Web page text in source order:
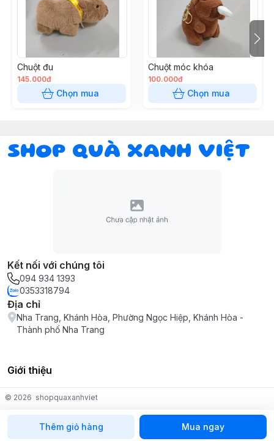
Thêm giỏ hàng Mua ngay
Chuột đu
145.000đ
Chọn mua
Chuột móc khóa
100.000đ
Chọn mua
SHOP QUÀ XANH VIỆT
Kết nối với chúng tôi
094 934 1393
0353318794
Địa chỉ
Nha Trang, Khánh Hòa, Phường Ngọc Hiệp, Khánh Hòa -
Thành phố Nha Trang
Giới thiệu
© 2026 shopquaxanhviet